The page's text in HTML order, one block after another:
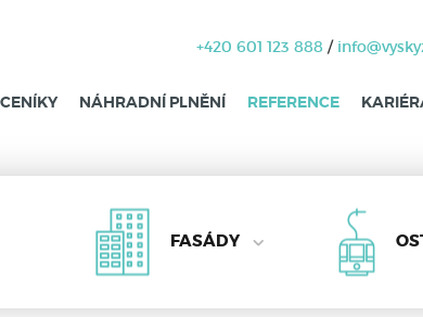
+420 601 123 888 /
CENÍKY NÁHRADNÍ PLNĚNÍ REFERENCE
FASÁDY